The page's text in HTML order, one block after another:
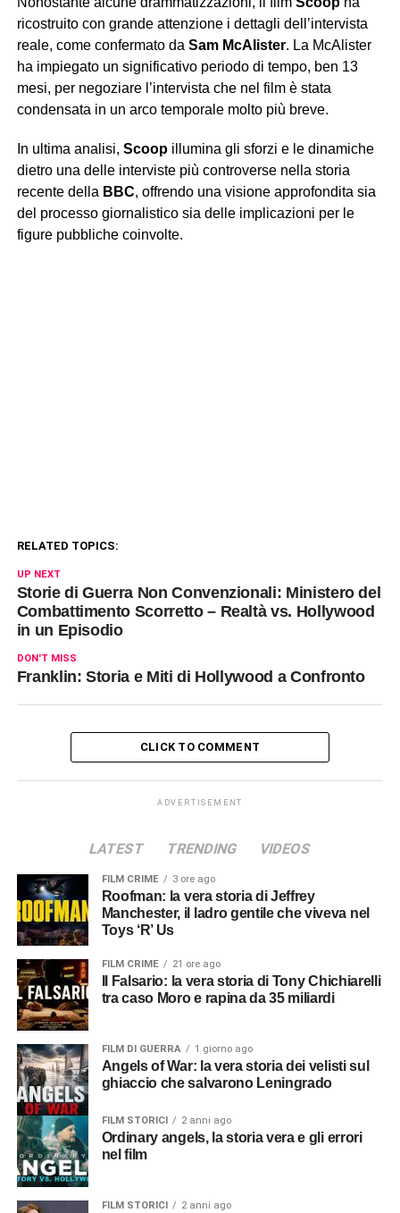
ricostruito con grande attenzione i dettagli dell’intervista
reale, come confermato da Sam McAlister. La McAlister
ha impiegato un significativo periodo di tempo, ben 13
mesi, per negoziare l’intervista che nel film è stata
condensata in un arco temporale molto più breve.
In ultima analisi, Scoopillumina gli sforzi e le dinamiche
dietro una delle interviste più controverse nella storia
recente della BBC, offrendo una visione approfondita sia
del processo giornalistico sia delle implicazioni per le
figure pubbliche coinvolte.
RELATED TOPICS:
UP NEXT
Storie di Guerra Non Convenzionali: Ministero del
Combattimento Scorretto – Realtà vs. Hollywood
in un Episodio
DON'T MISS
Franklin: Storia e Miti di Hollywood a Confronto
CLICK TO COMMENT
ADVERTISEMENT
LATEST TRENDING VIDEOS
FILM CRIME 3 ore ago
Roofman: la vera storia di Jeffrey
Manchester, il ladro gentile che viveva nel
Toys ‘R’ Us
FILM CRIME 21 ore ago
tra caso Moro e rapina da 35 miliardi
FILM DI GUERRA 1 giorno ago
Angels of War: la vera storia dei velisti sul
ghiaccio che salvarono Leningrado
FILM STORICI 2 anni ago
Ordinary angels, la storia vera e gli errori
nel film
FILM STORICI 2 anni ago